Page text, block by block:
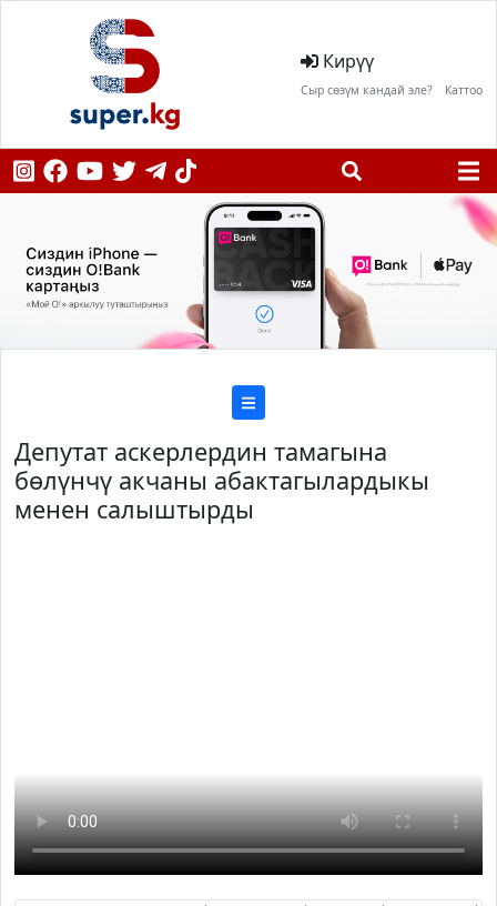
Кирүү
Сыр сөзүм кандай эле? Каттоо
Депутат аскерлердин тамагына
бөлүнчү акчаны абактагылардыкы
менен салыштырды